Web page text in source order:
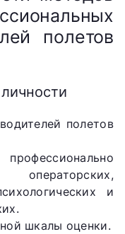
полетов
полетов
и
шкалы оценки.